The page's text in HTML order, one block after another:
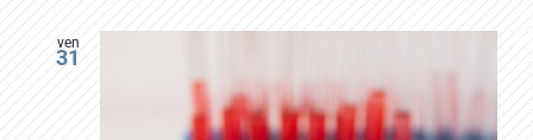
ven
31